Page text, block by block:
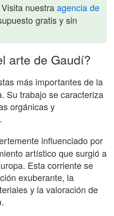
Visita nuestraagencia de
gratis y sin
arte de Gaudí?
más importantes de la
Su trabajo se caracteriza
orgánicas y
influenciado por
artístico que surgió a
Esta corriente se
exuberante, la
y la valoración de